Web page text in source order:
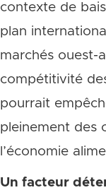
contexte de
plan
marchés ouest-
compétitivité
pourrait
pleinement des
l’économie
Un facteur